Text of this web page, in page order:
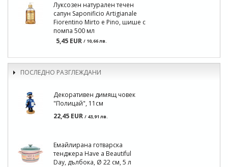
Луксозен натурален течен
сапун Saponificio Artigianale
Fiorentino Mirto e Pino, шише с
помпа 500 мл
5,45 EUR / 10,66 лв.
ПОСЛЕДНО РАЗГЛЕЖДАНИ
Декоративен димящ човек
"Полицай", 11см
22,45 EUR / 43,91 лв.
Емайлирана готварска
тенджера Have a Beautiful
Day, дълбока, Ø 22 см, 5 л